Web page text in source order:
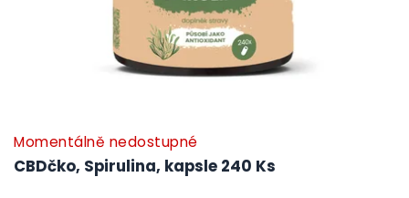
CBDčko, Spirulina, kapsle 240 Ks
Momentálně nedostupné